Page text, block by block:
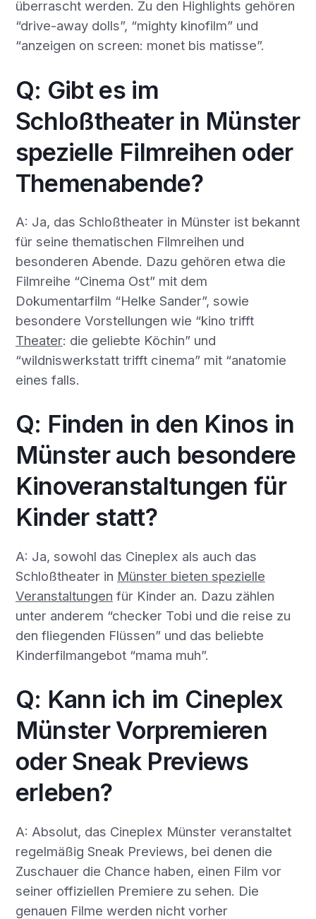
überrascht werden. Zu den Highlights gehören
“drive-away dolls”, “mighty kinofilm” und
“anzeigen on screen: monet bis matisse”.
Q: Gibt es im
Schloßtheater in Münster
spezielle Filmreihen oder
Themenabende?
A: Ja, das Schloßtheater in Münster ist bekannt
für seine thematischen Filmreihen und
besonderen Abende. Dazu gehören etwa die
Filmreihe “Cinema Ost” mit dem
Dokumentarfilm “Helke Sander”, sowie
besondere Vorstellungen wie “kino trifft
Theater: die geliebte Köchin” und
“wildniswerkstatt trifft cinema” mit “anatomie
eines falls.
Q: Finden in den Kinos in
Münster auch besondere
Kinoveranstaltungen für
Kinder statt?
A: Ja, sowohl das Cineplex als auch das
Schloßtheater in Münster bieten spezielle
Veranstaltungen für Kinder an. Dazu zählen
unter anderem “checker Tobi und die reise zu
den fliegenden Flüssen” und das beliebte
Kinderfilmangebot “mama muh”.
Q: Kann ich im Cineplex
Münster Vorpremieren
oder Sneak Previews
erleben?
A: Absolut, das Cineplex Münster veranstaltet
regelmäßig Sneak Previews, bei denen die
Zuschauer die Chance haben, einen Film vor
seiner offiziellen Premiere zu sehen. Die
genauen Filme werden nicht vorher